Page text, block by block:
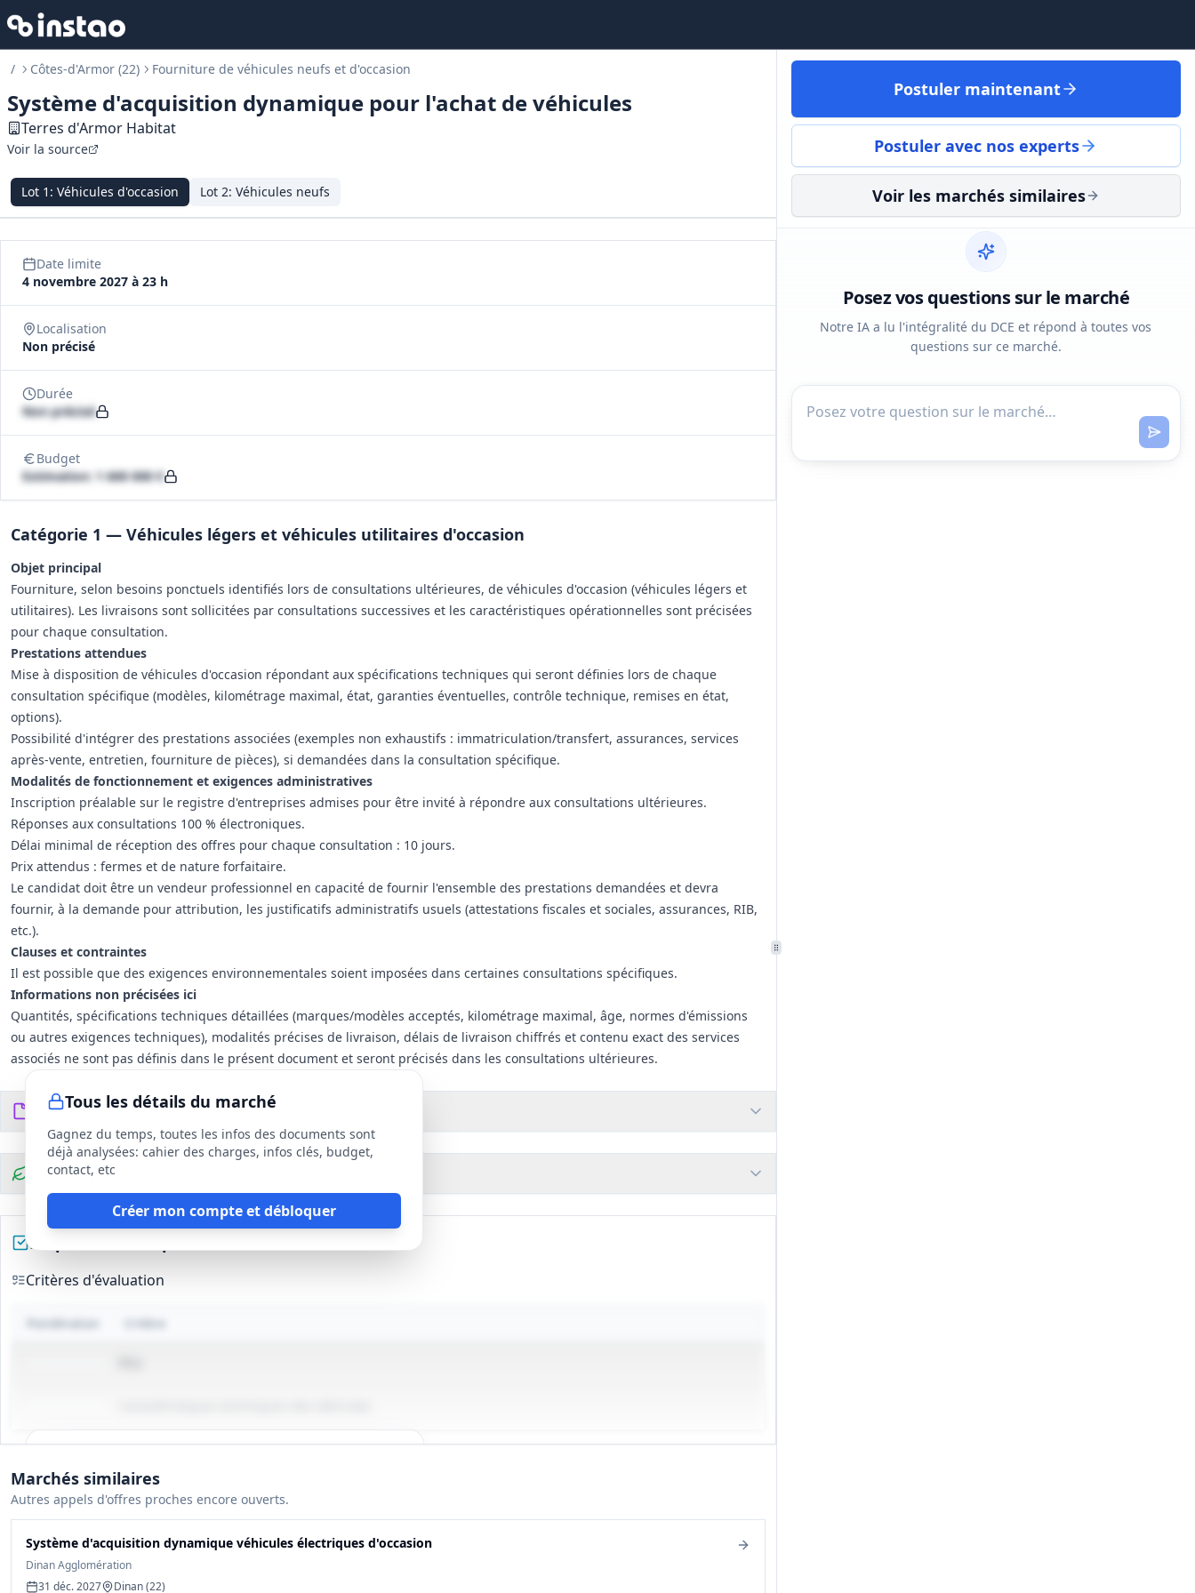
/ Côtes-d'Armor (22) Fourniture de véhicules neufs et d'occasion
Système d'acquisition dynamique pour l'achat de véhicules
Terres d'Armor Habitat
Voir la source
Lot 1 : Véhicules d'occasion Lot 2: Véhicules neufs
Date limite
4 novembre 2027 à 23 h
Localisation
Non précisé
Durée
Non précisé
Budget
Estimation: 1 600 000 €
Catégorie 1 — Véhicules légers et véhicules utilitaires d'occasion
Objet principal
Fourniture, selon besoins ponctuels identifiés lors de consultations ultérieures, de véhicules d'occasion (véhicules légers et
utilitaires). Les livraisons sont sollicitées par consultations successives et les caractéristiques opérationnelles sont précisées
pour chaque consultation.
Prestations attendues
Mise à disposition de véhicules d'occasion répondant aux spécifications techniques qui seront définies lors de chaque
consultation spécifique (modèles, kilométrage maximal, état, garanties éventuelles, contrôle technique, remises en état,
options).
Possibilité d'intégrer des prestations associées (exemples non exhaustifs : immatriculation/transfert, assurances, services
après-vente, entretien, fourniture de pièces), si demandées dans la consultation spécifique.
Modalités de fonctionnement et exigences administratives
Inscription préalable sur le registre d'entreprises admises pour être invité à répondre aux consultations ultérieures.
Réponses aux consultations 100 % électroniques.
Délai minimal de réception des offres pour chaque consultation : 10 jours.
Prix attendus : fermes et de nature forfaitaire.
Le candidat doit être un vendeur professionnel en capacité de fournir l'ensemble des prestations demandées et devra
fournir, à la demande pour attribution, les justificatifs administratifs usuels (attestations fiscales et sociales, assurances, RIB,
etc.).
Clauses et contraintes
Il est possible que des exigences environnementales soient imposées dans certaines consultations spécifiques.
Informations non précisées ici
Quantités, spécifications techniques détaillées (marques/modèles acceptés, kilométrage maximal, âge, normes d'émissions
ou autres exigences techniques), modalités précises de livraison, délais de livraison chiffrés et contenu exact des services
associés ne sont pas définis dans le présent document et seront précisés dans les consultations ultérieures.
Tous les détails du marché
Gagnez du temps, toutes les infos des documents sont
déjà analysées: cahier des charges, infos clés, budget,
contact, etc
Créer mon compte et débloquer
Documents du DCE 6fichiers
Clauses environnementales
Préparez votre réponse
Critères d'évaluation
Pondération Critère
Gagnez du temps, toutes les infos des documents sont
déjà analysées: cahier des charges, infos clés, budget,
Créer mon compte et débloquer
Marchés similaires
Autres appels d'offres proches encore ouverts.
Système d'acquisition dynamique véhicules électriques d'occasion
Dinan Agglomération
31 déc. 2027
Dinan (22)
Postuler maintenant
Postuler avec nos experts
Voir les marchés similaires
Posez vos questions sur le marché
Notre IA a lu l'intégralité du DCE et répond à toutes vos
questions sur ce marché.